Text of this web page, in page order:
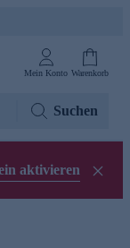
Mein Konto Warenkorb
Suchen
aktivieren